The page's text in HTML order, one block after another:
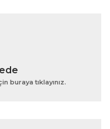
bulunuyor.
buraya tıklayınız.